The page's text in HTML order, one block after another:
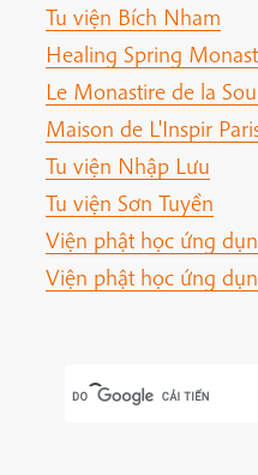
Tu viện Bích Nham
Healing Spring
Le Monastire de la
Maison de L'Inspir
Tu viện Nhập Lưu
Tu viện Sơn Tuyền
Viện phật học ứng
Viện phật học ứng